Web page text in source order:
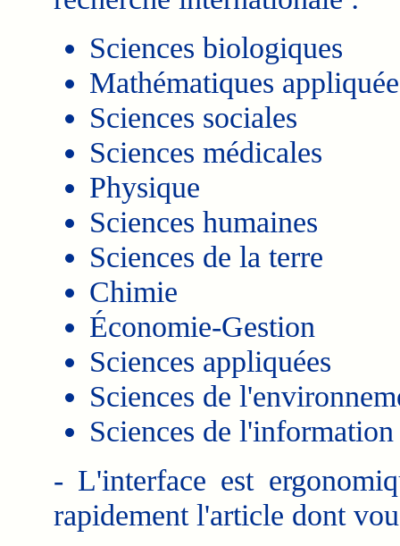
Sciences biologiques
Mathématiques
Sciences sociales
Sciences médicales
Physique
Sciences humaines
Sciences de la terre
Chimie
Économie-Gestion
Sciences appliquées
Sciences de
Sciences de l'information
- L'interface est
rapidement l'article dont